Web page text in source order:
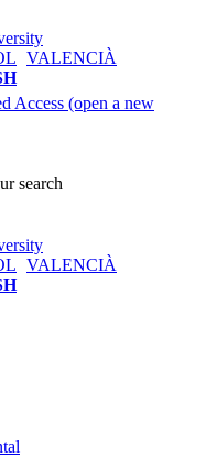
VALENCIÀ
Access (open a new
search
VALENCIÀ